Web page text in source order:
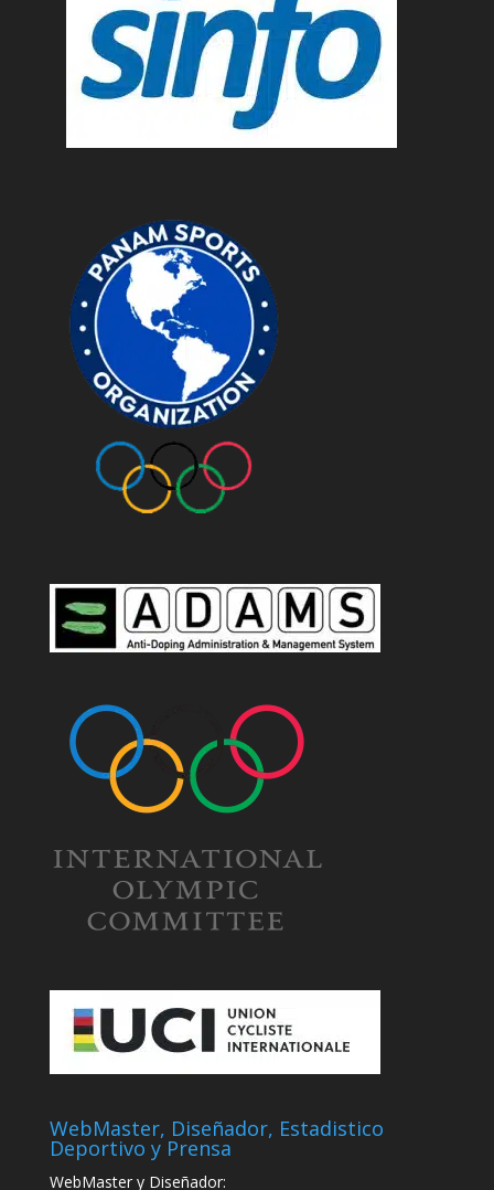
WebMaster, Diseñador, Estadistico
Deportivo y Prensa
WebMaster y Diseñador: